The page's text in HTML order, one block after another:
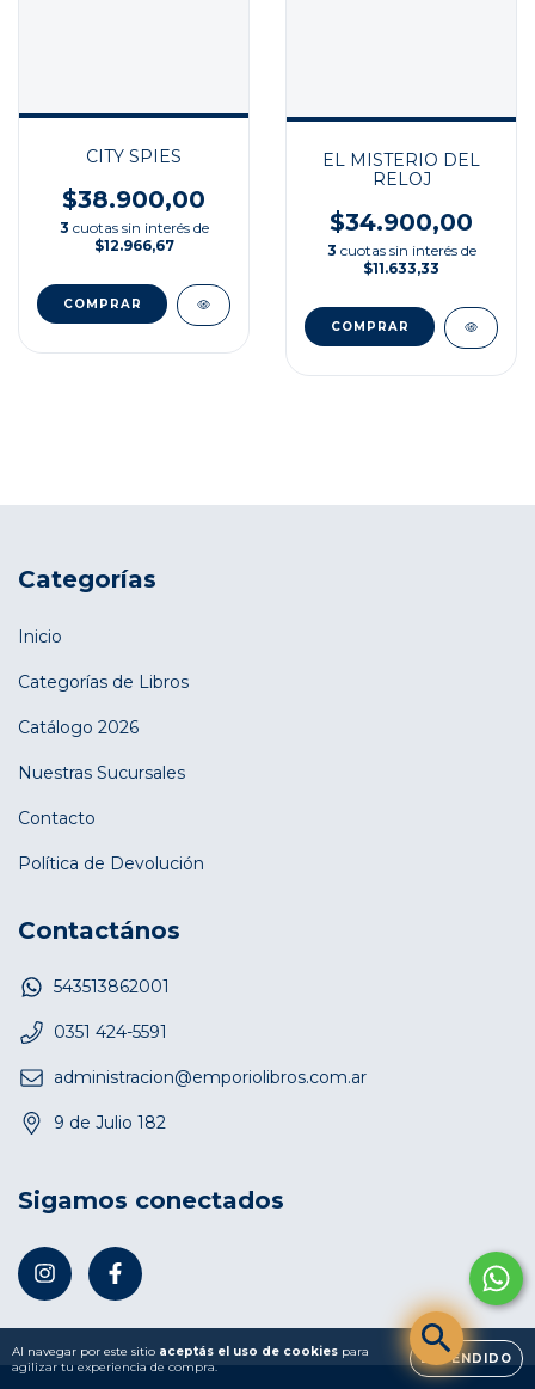
Al navegar por este sitio aceptás el uso de cookies para
agilizar tu experiencia de compra.
ENTENDIDO
CITY SPIES
$38.900,00
3 cuotas sin interés de
$12.966,67
EL MISTERIO DEL
RELOJ
$34.900,00
3 cuotas sin interés de
$11.633,33
Categorías
Inicio
Categorías de Libros
Catálogo 2026
Nuestras Sucursales
Contacto
Política de Devolución
Contactános
543513862001
0351 424-5591
administracion@emporiolibros.com.ar
9 de Julio 182
Sigamos conectados